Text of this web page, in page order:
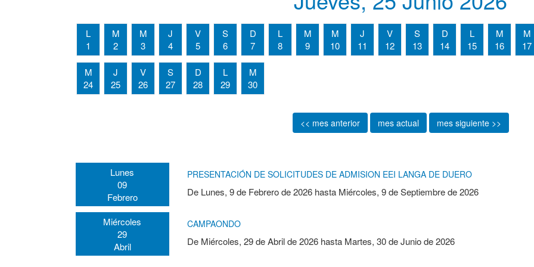
L
1
M
2
M
3
J
4
V
5
S
6
D
7
L
8
M
9
M
10
J
11
V
12
S
13
D
14
L
15
M
16
M
17
M
24
J
25
V
26
S
27
D
28
L
29
M
30
<< mes anterior mes actual mes siguiente >>
Lunes
09
Febrero
PRESENTACIÓN DE SOLICITUDES DE ADMISION EEI LANGA DE DUERO
De Lunes, 9 de Febrero de 2026hasta Miércoles, 9 de Septiembre de 2026
Miércoles
29
Abril
CAMPAONDO
De Miércoles, 29 de Abril de 2026hasta Martes, 30 de Junio de 2026